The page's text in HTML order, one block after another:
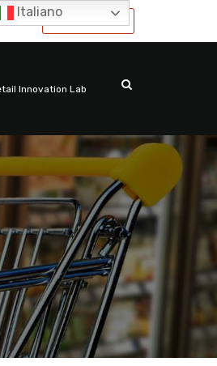
International
Innovation Lab
Italiano